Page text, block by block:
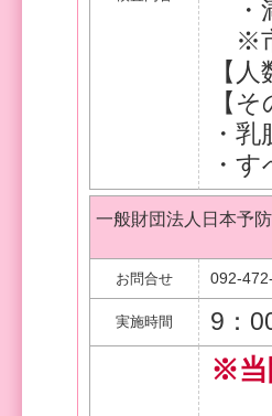
・
※市
【
【そ
・
・
一般財団法人日本予
お問合せ 092-
実施時間 9：
※当